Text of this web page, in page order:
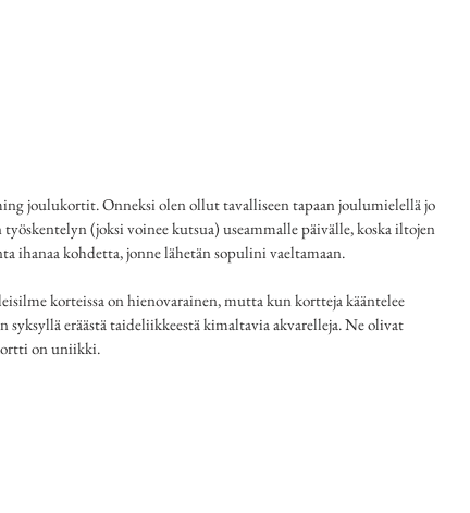
joulukortit. Onneksi olen ollut tavalliseen tapaan joulumielellä jo
(joksi voinee kutsua) useammalle päivälle, koska iltojen
ihanaa kohdetta, jonne lähetän sopulini vaeltamaan.
korteissa on hienovarainen, mutta kun kortteja kääntelee
eräästä taideliikkeestä kimaltavia akvarelleja. Ne olivat
on uniikki.